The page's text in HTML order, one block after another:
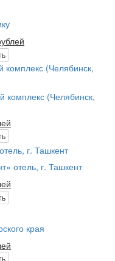
комплекс (Челябинск,
отель, г. Ташкент
края